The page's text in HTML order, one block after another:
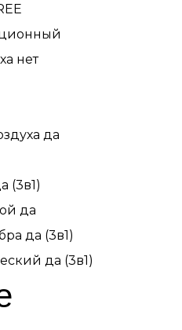
нет
да
(3в1)
да
да (3в1)
да (3в1)